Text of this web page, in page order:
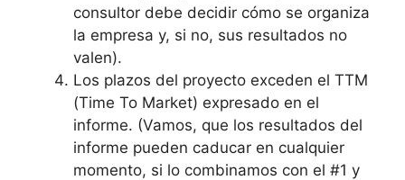
consultor debe decidir cómo se organiza
la empresa y, si no, sus resultados no
valen).
Los plazos del proyecto exceden el TTM
(Time To Market) expresado en el
informe. (Vamos, que los resultados del
informe pueden caducar en cualquier
momento, si lo combinamos con el #1 y